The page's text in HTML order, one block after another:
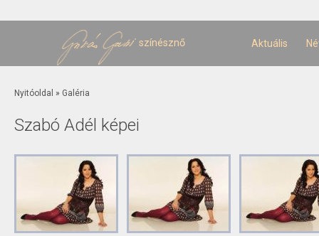
színésznő Aktuális
Jelenlegi hely
Nyitóoldal » Galéria
Szabó Adél képei